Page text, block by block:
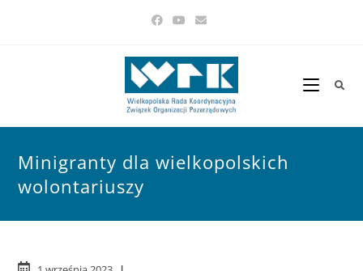
Minigranty dla wielkopolskich
wolontariuszy